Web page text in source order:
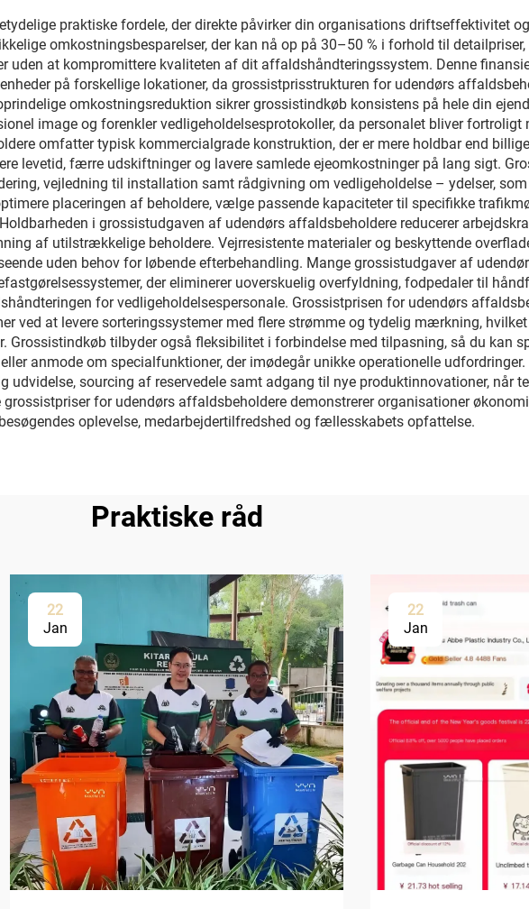
praktiske fordele, der direkte påvirker din organisations driftseffektivitet
omkostningsbesparelser, der kan nå op på 30–50 % i forhold til
uden at kompromittere kvaliteten af dit affaldshåndteringssystem. Denne
på forskellige lokationer, da grossistprisstrukturen for udendørs
omkostningsreduktion sikrer grossistindkøb konsistens på hele din
image og forenkler vedligeholdelsesprotokoller, da personalet bliver
omfatter typisk kommercialgrade konstruktion, der er mere holdbar end
levetid, færre udskiftninger og lavere samlede ejeomkostninger på lang sigt.
vejledning til installation samt rådgivning om vedligeholdelse – ydelser,
placeringen af beholdere, vælge passende kapaciteter til specifikke
i grossistudgaven af udendørs affaldsbeholdere reducerer
af utilstrækkelige beholdere. Vejrresistente materialer og beskyttende
uden behov for løbende efterbehandling. Mange grossistudgaver af
der eliminerer uoverskuelig overfyldning, fodpedaler til
for vedligeholdelsespersonale. Grossistprisen for udendørs
ved at levere sorteringssystemer med flere strømme og tydelig mærkning,
tilbyder også fleksibilitet i forbindelse med tilpasning, så du kan
anmode om specialfunktioner, der imødegår unikke operationelle
udvidelse, sourcing af reservedele samt adgang til nye produktinnovationer, når
for udendørs affaldsbeholdere demonstrerer organisationer
oplevelse, medarbejdertilfredshed og fællesskabets opfattelse.
Praktiske råd
22
Jan
22
Jan